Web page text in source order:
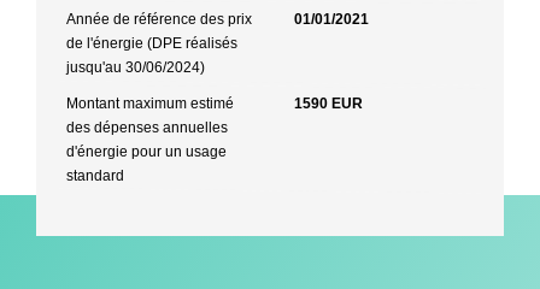
Année de référence des prix
de l'énergie (DPE réalisés
jusqu'au 30/06/2024)
01/01/2021
Montant maximum estimé
des dépenses annuelles
d'énergie pour un usage
standard
1590 EUR